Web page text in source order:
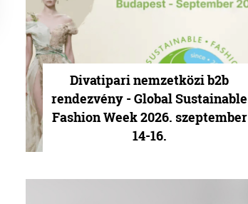
Divatipari nemzetközi b2b
rendezvény - Global Sustainable
Fashion Week 2026. szeptember
14-16.